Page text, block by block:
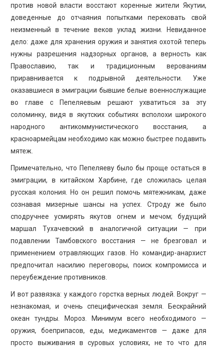
против новой власти восстают коренные жители Якутии,
доведенные до отчаяния попытками перековать свой
неизменный в течение веков уклад жизни. Невиданное
дело: даже для хранения оружия и занятия охотой теперь
нужны разрешения надзорных органов, а верность как
Православию, так и традиционным верованиям
приравнивается к подрывной деятельности. Уже
оказавшиеся в эмиграции бывшие белые военнослужащие
во главе с Пепеляевым решают ухватиться за эту
соломинку, видя в якутских событиях всполохи широкого
народного антикоммунистического восстания, а
красноармейцам необходимо как можно быстрее подавить
мятеж.
Примечательно, что Пепеляеву было бы проще остаться в
эмиграции, в китайском Харбине, где сложилась целая
русская колония. Но он решил помочь мятежникам, даже
сознавая мизерные шансы на успех. Строду же было
сподручнее усмирять якутов огнем и мечом; будущий
маршал Тухачевский в аналогичной ситуации — при
подавлении Тамбовского восстания — не брезговал и
применением отравляющих газов. Но командир-анархист
предпочитал насилию переговоры, поиск компромисса и
переубеждение противников.
И вот развязка: у каждого горстка верных людей. Вокруг —
незнакомая, и очень специфическая земля. Бескрайний
океан тундры. Мороз. Минимум всего необходимого —
оружия, боеприпасов, еды, медикаментов — даже для
просто выживания в суровых условиях, не то что для